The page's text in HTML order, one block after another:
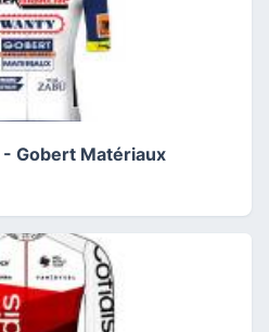
Gobert Matériaux